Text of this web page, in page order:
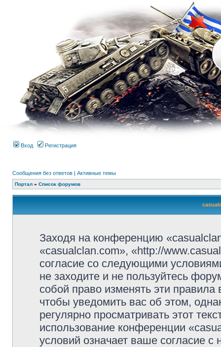
Вход Регистрация
Сообщения без ответов | Активные темы
Портал » Список форумов
Заходя на конференцию
«casualclan.com», «http://
согласие со следующими
не заходите и не пользуйтесь
собой право изменять эти
чтобы уведомить вас об этом,
регулярно просматривать этот
использование конференции
условий означает ваше согласие с